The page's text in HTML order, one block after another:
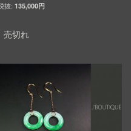
135,000円
売切れ